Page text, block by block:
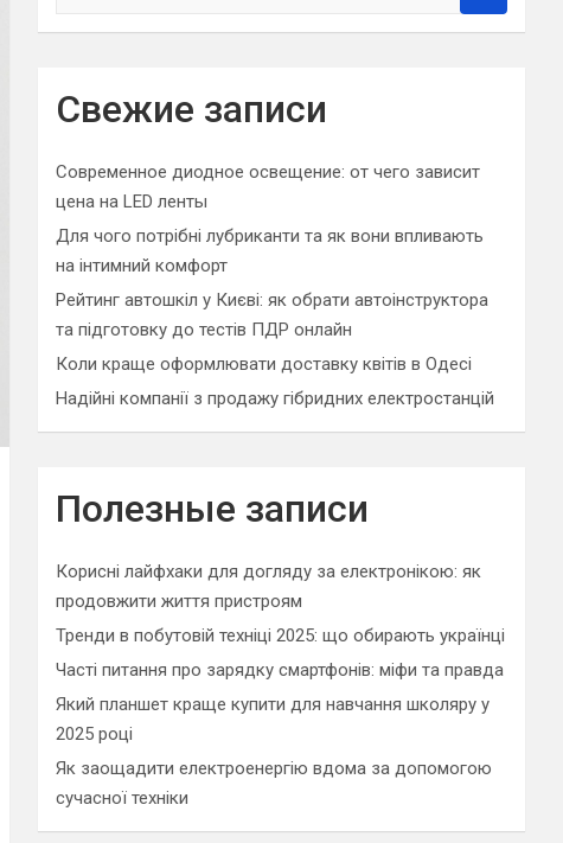
a
c
h
Свежие записи
Современное диодное освещение: от чего зависит
цена на LED ленты
Для чого потрібні лубриканти та як вони впливають
на інтимний комфорт
Рейтинг автошкіл у Києві: як обрати автоінструктора
та підготовку до тестів ПДР онлайн
Коли краще оформлювати доставку квітів в Одесі
Надійні компанії з продажу гібридних електростанцій
Полезные записи
Корисні лайфхаки для догляду за електронікою: як
продовжити життя пристроям
Тренди в побутовій техніці 2025: що обирають українці
Часті питання про зарядку смартфонів: міфи та правда
Який планшет краще купити для навчання школяру у
2025 році
Як заощадити електроенергію вдома за допомогою
сучасної техніки